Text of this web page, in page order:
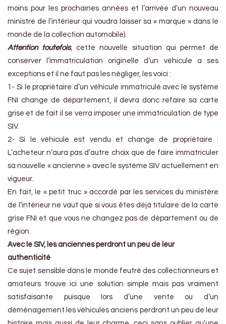
moins pour les prochaines années et l’arrivée d’un nouveau
ministre de l’intérieur qui voudra laisser sa « marque » dans le
monde de la collection automobile).
Attention toutefois, cette nouvelle situation qui permet de
conserver l’immatriculation originelle d’un véhicule a ses
exceptions et il ne faut pas les négliger, les voici :
1- Si le propriétaire d’un véhicule immatriculé avec le système
FNI change de département, il devra donc refaire sa carte
grise et de fait il se verra imposer une immatriculation de type
SIV.
2- Si le véhicule est vendu et change de propriétaire :
L’acheteur n’aura pas d’autre choix que de faire immatriculer
sa nouvelle « ancienne » avec le système SIV actuellement en
vigueur.
En fait, le « petit truc » accordé par les services du ministère
de l’intérieur ne vaut que si vous êtes déjà titulaire de la carte
grise FNI et que vous ne changez pas de département ou de
région.
Avec le SIV, les anciennes perdront un peu de leur
authenticité
Ce sujet sensible dans le monde feutré des collectionneurs et
amateurs trouve ici une solution simple mais pas vraiment
satisfaisante puisque lors d’une vente ou d’un
déménagement les véhicules anciens perdront un peu de leur